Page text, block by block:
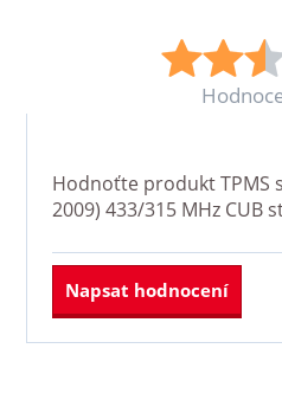
Hodnoťte produktTPMS
2009) 433/315 MHz CUB
Napsat hodnocení